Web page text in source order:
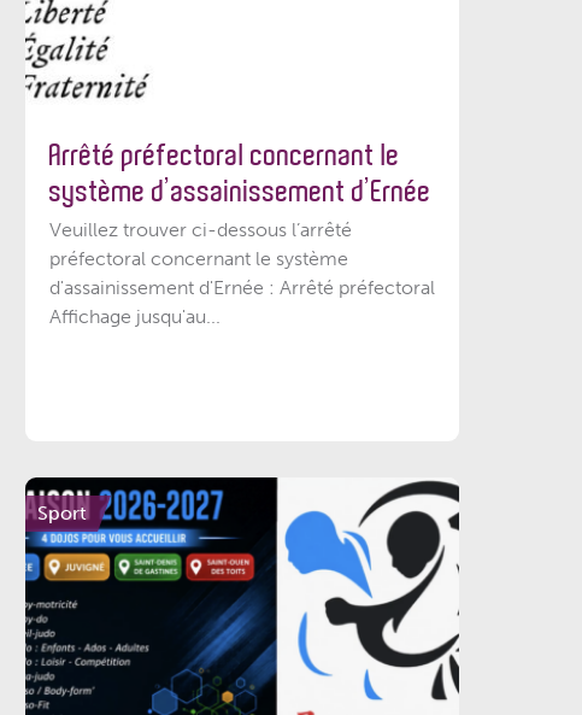
Arrêté préfectoral concernant le
système d’assainissement d’Ernée
Veuillez trouver ci-dessous l’arrêté
préfectoral concernant le système
d'assainissement d'Ernée : Arrêté préfectoral
Affichage jusqu'au...
Sport